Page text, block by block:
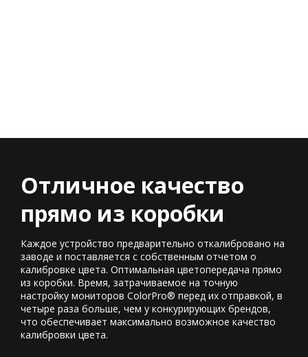
Отличное качество
прямо из коробки
Каждое устройство предварительно откалибровано на
заводе и поставляется с собственным отчетом о
калибровке цвета. Оптимальная цветопередача прямо
из коробки. Время, затрачиваемое на точную
настройку мониторов ColorPro® перед их отправкой, в
четыре раза больше, чем у конкурирующих брендов,
что обеспечивает максимально возможное качество
калибровки цвета.